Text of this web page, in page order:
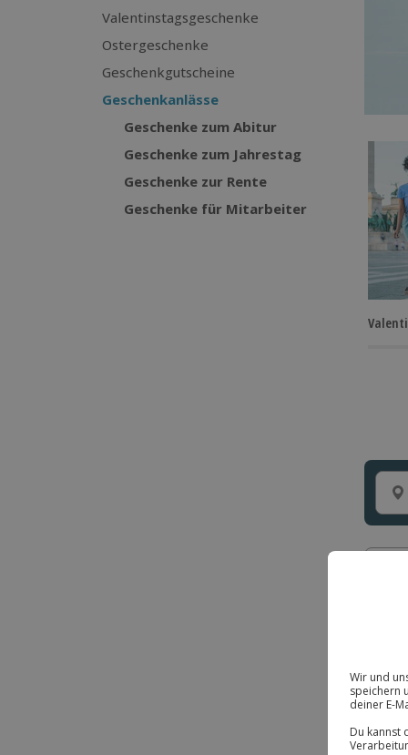
Valentinstagsgeschenke
Ostergeschenke
Geschenkgutscheine
Geschenkanlässe
Geschenke zum Abitur
Geschenke zum Jahrestag
Geschenke zur Rente
Geschenke für Mitarbeiter
8119